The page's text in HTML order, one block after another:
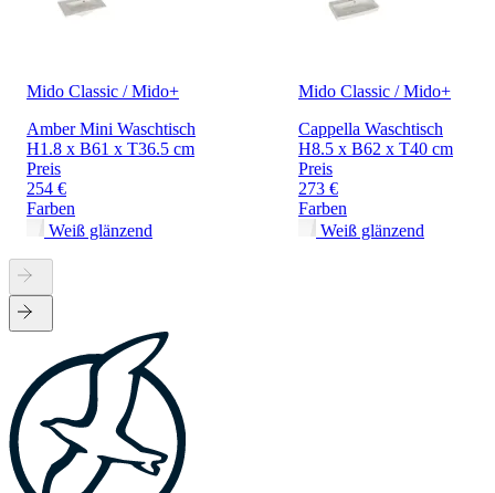
Mido Classic / Mido+
Amber Mini Waschtisch
H1.8 x B61 x T36.5 cm
Preis
254 €
Farben
Weiß glänzend
Mido Classic / Mido+
Cappella Waschtisch
H8.5 x B62 x T40 cm
Preis
273 €
Farben
Weiß glänzend